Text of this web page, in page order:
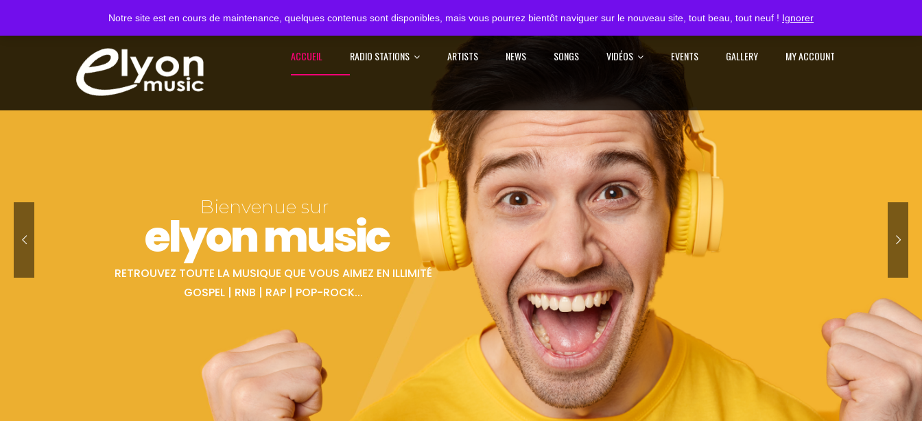
Notre site est en cours de maintenance, quelques contenus sont disponibles, mais vous pourrez bientôt naviguer sur le nouveau site, tout beau, tout neuf ! IgnorerS'IDENTIFIER
ACCUEIL RADIO STATIONS ARTISTS NEWS SONGS VIDÉOS EVENTS GALLERY MY ACCOUNT
Bienvenue sur
elyon music
RETROUVEZ TOUTE LA MUSIQUE QUE VOUS AIMEZ EN ILLIMITÉ
GOSPEL | RNB | RAP | POP-ROCK...